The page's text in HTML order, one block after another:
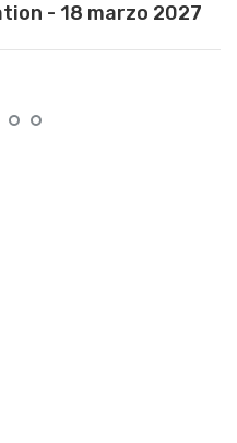
- 18 marzo 2027